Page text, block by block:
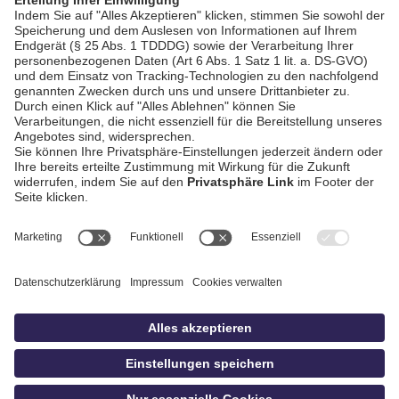
AGB / Gewinnspiele
Datenschutz
Impressum
idowa.de
Privatsphäre